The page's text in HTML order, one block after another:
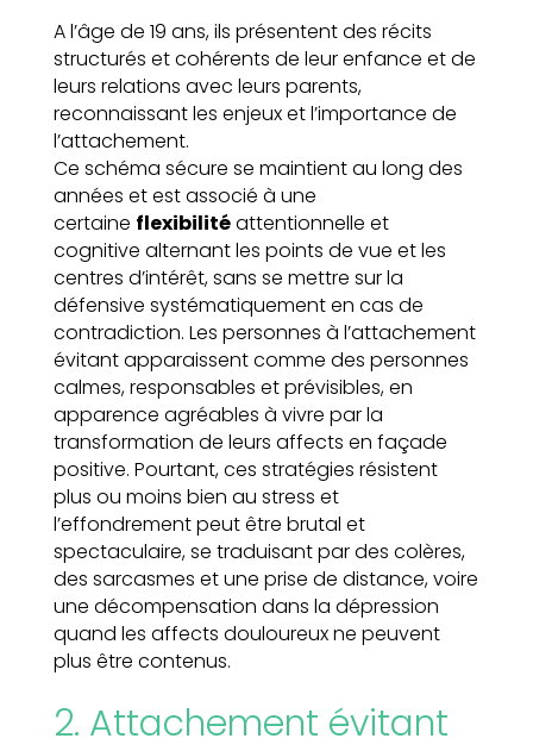
A l’âge de 19 ans, ils présentent des récits
structurés et cohérents de leur enfance et de
leurs relations avec leurs parents,
reconnaissant les enjeux et l’importance de
l’attachement.
Ce schéma sécure se maintient au long des
années et est associé à une
certaine flexibilitéattentionnelle et
cognitive alternant les points de vue et les
centres d’intérêt, sans se mettre sur la
défensive systématiquement en cas de
contradiction. Les personnes à l’attachement
évitant apparaissent comme des personnes
calmes, responsables et prévisibles, en
apparence agréables à vivre par la
transformation de leurs affects en façade
positive. Pourtant, ces stratégies résistent
plus ou moins bien au stress et
l’effondrement peut être brutal et
spectaculaire, se traduisant par des colères,
des sarcasmes et une prise de distance, voire
une décompensation dans la dépression
quand les affects douloureux ne peuvent
plus être contenus.
2. Attachement évitant